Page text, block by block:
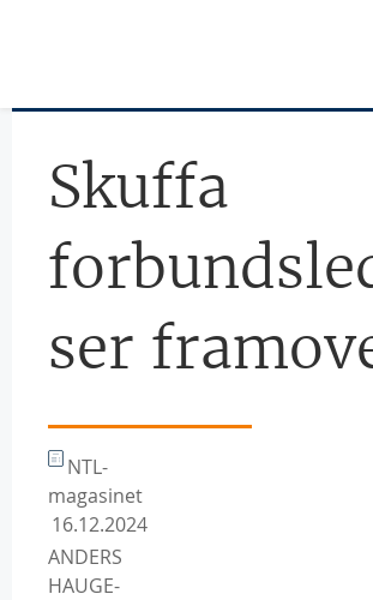
Skuffa
ser
NTL-
magasinet
16.12.2024
ANDERS
HAUGE-